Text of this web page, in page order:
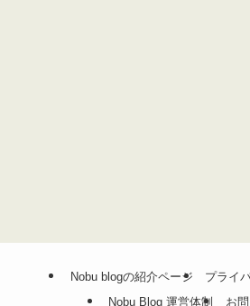
Nobu blogの紹介ページ
プライ
Nobu Blog 運営体制
お